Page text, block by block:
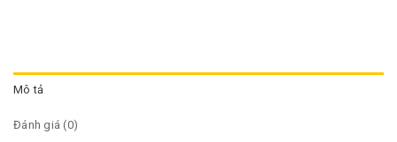
Mô tả
Đánh giá (0)